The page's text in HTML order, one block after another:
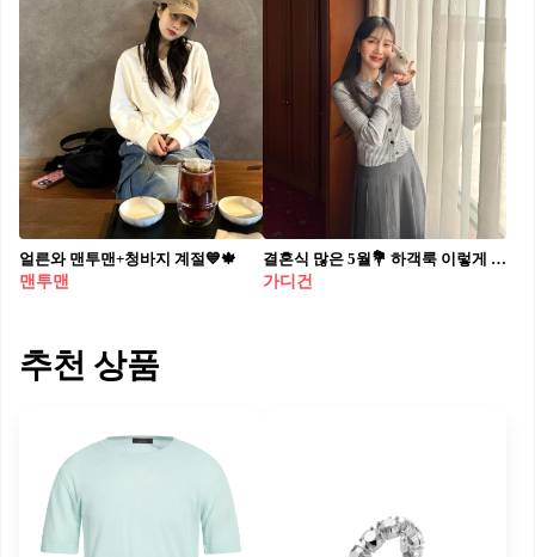
얼른와 맨투맨+청바지 계절💙🍁
맨투맨
결혼식 많은 5월💐 하객룩 이렇게 하객룩으로 입기 좋은 아이템 조합 4가지 추천💡@저장해요 1. 가디건 + 롱 스커트 2. 블라우스 + 데님 3. 셔츠 + 슬랙스 4. 자켓 셋업
가디건
추천 상품